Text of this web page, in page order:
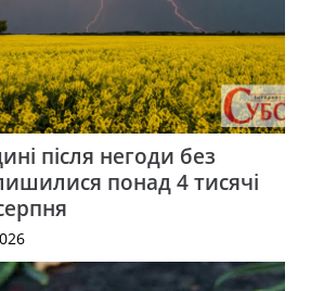
після негоди без
понад 4 тисячі